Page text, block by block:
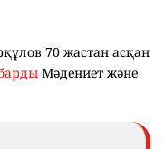
70 жастан асқан
Мәдениет және